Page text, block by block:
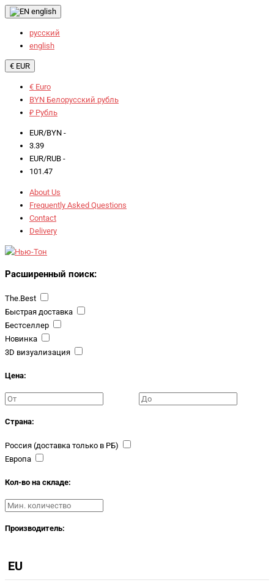
english
русский
english
€ EUR
€ Euro
BYN Белорусский рубль
₽ Рубль
EUR/BYN -
3.39
EUR/RUB -
101.47
About Us
Frequently Asked Questions
Contact
Delivery
Расширенный поиск:
The.Best
Быстрая доставка
Бестселлер
Новинка
3D визуализация
Цена:
Страна:
Россия (доставка только в РБ)
Европа
Кол-во на складе:
Производитель:
EU